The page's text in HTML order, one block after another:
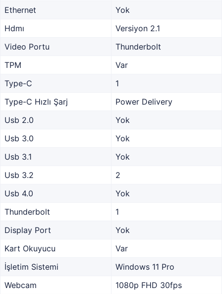
Ethernet
Yok
Hdmı
Versiyon 2.1
Video Portu
Thunderbolt
TPM
Var
Type-C
1
Type-C Hızlı Şarj
Power Delivery
Usb 2.0
Yok
Usb 3.0
Yok
Usb 3.1
Yok
Usb 3.2
2
Usb 4.0
Yok
Thunderbolt
1
Display Port
Yok
Kart Okuyucu
Var
İşletim Sistemi
Windows 11 Pro
Webcam
1080p FHD 30fps